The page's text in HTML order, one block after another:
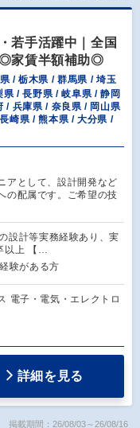
若手活躍中｜全国
◎家賃半額補助◎
/ 栃木県 / 群馬県 / 埼玉
/ 長野県 / 岐阜県 / 静岡
/ 兵庫県 / 奈良県 / 岡山県
崎県 / 熊本県 / 大分県 /
アとして、設計開発など
の配属です。ご希望の技
設計等実務経験あり、実
以上 【…
験がある方
電子・電気・エレクトロ
詳細を見る
掲載期間：26/08/03～26/08/16